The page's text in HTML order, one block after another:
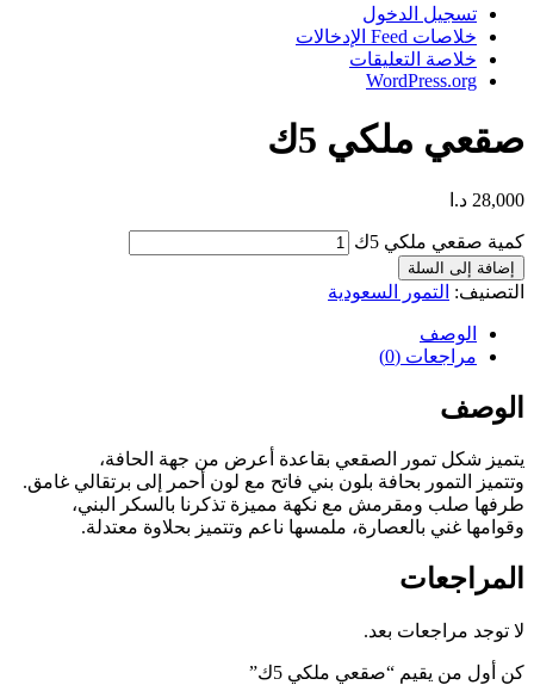
تسجيل الدخول
خلاصات Feed الإدخالات
خلاصة التعليقات
WordPress.org
صقعي ملكي 5ك
28,000 د.ا
كمية صقعي ملكي 5ك
إضافة إلى السلة
التصنيف: التمور السعودية
الوصف
مراجعات (0)
الوصف
يتميز شكل تمور الصقعي بقاعدة أعرض من جهة الحافة،
وتتميز التمور بحافة بلون بني فاتح مع لون أحمر إلى برتقالي غامق.
طرفها صلب ومقرمش مع نكهة مميزة تذكرنا بالسكر البني،
وقوامها غني بالعصارة، ملمسها ناعم وتتميز بحلاوة معتدلة.
المراجعات
لا توجد مراجعات بعد.
كن أول من يقيم “صقعي ملكي 5ك”